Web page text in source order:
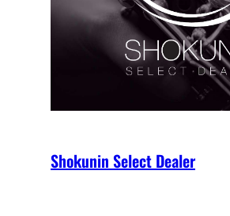
Shokunin Select Dealer